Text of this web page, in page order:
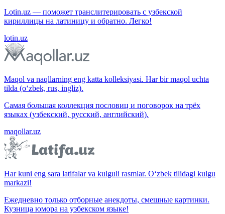
Lotin.uz — поможет транслитерировать с узбекской
кириллицы на латиницу и обратно. Легко!
lotin.uz
Maqol va naqllarning eng katta kolleksiyasi. Har bir maqol uchta
tilda (o‘zbek, rus, ingliz).
Самая большая коллекция пословиц и поговорок на трёх
языках (узбекский, русский, английский).
maqollar.uz
Har kuni eng sara latifalar va kulguli rasmlar. O‘zbek tilidagi kulgu
markazi!
Ежедневно только отборные анекдоты, смешные картинки.
Кузница юмора на узбекском языке!